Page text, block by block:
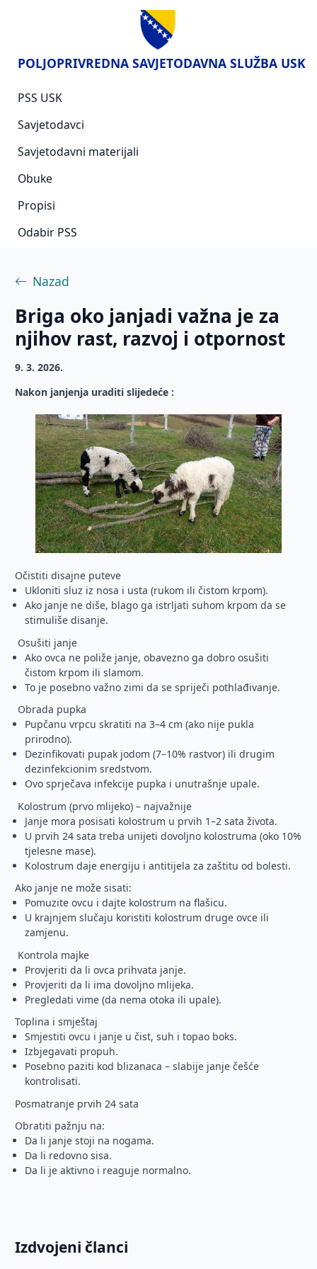
POLJOPRIVREDNA SAVJETODAVNA SLUŽBA USK
PSS USK
Savjetodavci
Savjetodavni materijali
Obuke
Propisi
Odabir PSS
Nazad
Briga oko janjadi važna je za
njihov rast, razvoj i otpornost
9. 3. 2026.
Nakon janjenja uraditi slijedeće :
Očistiti disajne puteve
Ukloniti sluz iz nosa i usta (rukom ili čistom krpom).
Ako janje ne diše, blago ga istrljati suhom krpom da se
stimuliše disanje.
Osušiti janje
Ako ovca ne poliže janje, obavezno ga dobro osušiti
čistom krpom ili slamom.
To je posebno važno zimi da se spriječi pothlađivanje.
Obrada pupka
Pupčanu vrpcu skratiti na 3–4 cm (ako nije pukla
prirodno).
Dezinfikovati pupak jodom (7–10% rastvor) ili drugim
dezinfekcionim sredstvom.
Ovo sprječava infekcije pupka i unutrašnje upale.
Kolostrum (prvo mlijeko) – najvažnije
Janje mora posisati kolostrum u prvih 1–2 sata života.
U prvih 24 sata treba unijeti dovoljno kolostruma (oko 10%
tjelesne mase).
Kolostrum daje energiju i antitijela za zaštitu od bolesti.
Ako janje ne može sisati:
Pomuzite ovcu i dajte kolostrum na flašicu.
U krajnjem slučaju koristiti kolostrum druge ovce ili
zamjenu.
Kontrola majke
Provjeriti da li ovca prihvata janje.
Provjeriti da li ima dovoljno mlijeka.
Pregledati vime (da nema otoka ili upale).
Toplina i smještaj
Smjestiti ovcu i janje u čist, suh i topao boks.
Izbjegavati propuh.
Posebno paziti kod blizanaca – slabije janje češće
kontrolisati.
Posmatranje prvih 24 sata
Obratiti pažnju na:
Da li janje stoji na nogama.
Da li redovno sisa.
Da li je aktivno i reaguje normalno.
Izdvojeni članci